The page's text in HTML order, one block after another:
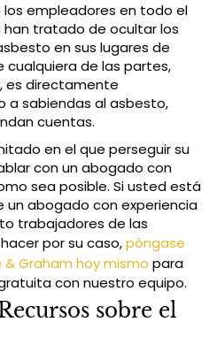
empleadores en todo el
han tratado de ocultar los
en sus lugares de
cualquiera de las partes,
es directamente
a sabiendas al asbesto,
cuentas.
en el que perseguir su
con un abogado con
sea posible. Si usted está
un abogado con experiencia
trabajadores de las
por su caso,póngase
Graham hoy mismo para
con nuestro equipo.
sobre el